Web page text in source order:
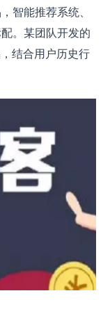
能推荐系统、
。某团队开发的
结合用户历史行